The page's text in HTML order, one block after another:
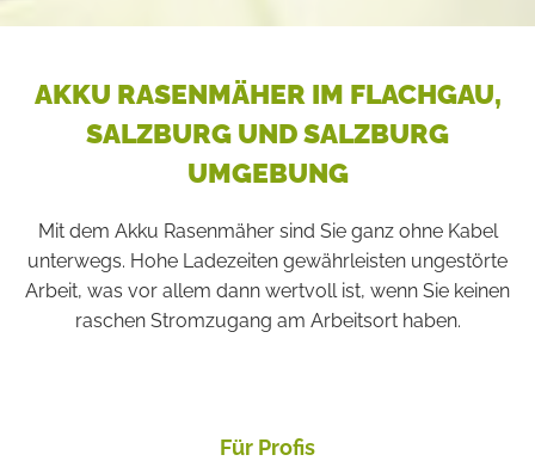
AKKU RASENMÄHER IM FLACHGAU,
SALZBURG UND SALZBURG
UMGEBUNG
Mit dem Akku Rasenmäher sind Sie ganz ohne Kabel
unterwegs. Hohe Ladezeiten gewährleisten ungestörte
Arbeit, was vor allem dann wertvoll ist, wenn Sie keinen
raschen Stromzugang am Arbeitsort haben.
Für Profis